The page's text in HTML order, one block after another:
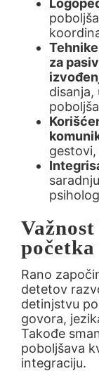
za
disanja,
Rano
detetov
detinjstvu
govora,
Takođe
poboljšava
integraciju.